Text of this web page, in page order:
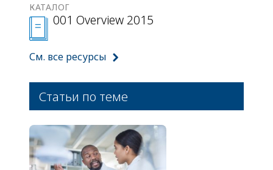
КАТАЛОГ
001 Overview 2015
См. все ресурсы
Статьи по теме